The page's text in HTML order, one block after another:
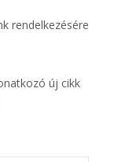
rendelkezésére
új cikk